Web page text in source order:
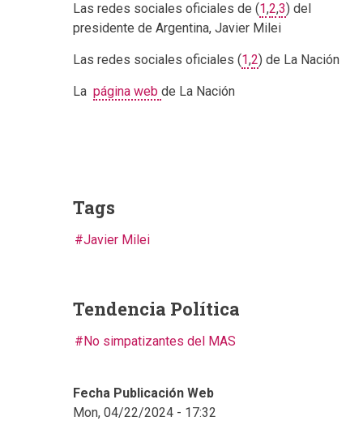
Las redes sociales oficiales de (1,2,3) del
presidente de Argentina, Javier Milei
Las redes sociales oficiales (1,2) de La Nación
La página web de La Nación
Tags
Javier Milei
Tendencia Política
No simpatizantes del MAS
Fecha Publicación Web
Mon, 04/22/2024 - 17:32